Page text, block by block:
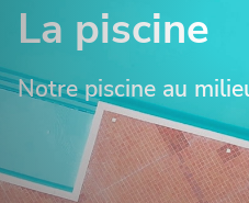
La piscine
Notre piscine au